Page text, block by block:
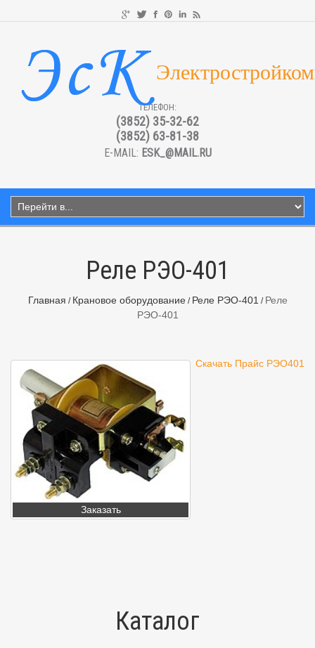
ТЕЛЕФОН:
(3852) 35-32-62
(3852) 63-81-38
E-MAIL: ESK_@MAIL.RU
Реле РЭО-401
Главная Крановое оборудование Реле РЭО-401
Реле
РЭО-401
Заказать
Скачать Прайс РЭО401
Каталог